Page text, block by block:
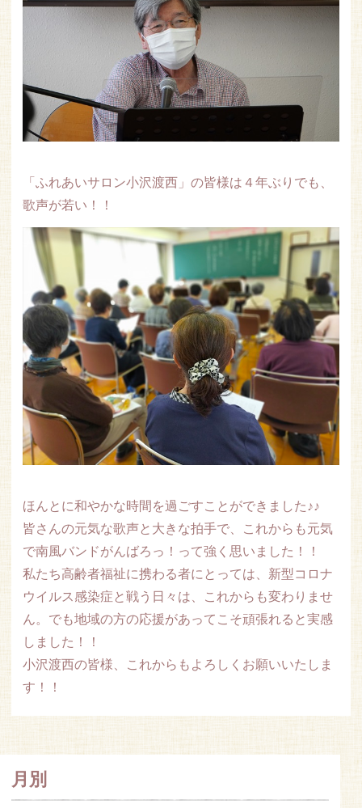
「ふれあいサロン小沢渡西」の皆様は４年ぶりでも、
歌声が若い！！
ほんとに和やかな時間を過ごすことができました♪♪
皆さんの元気な歌声と大きな拍手で、これからも元気
で南風バンドがんばろっ！って強く思いました！！
私たち高齢者福祉に携わる者にとっては、新型コロナ
ウイルス感染症と戦う日々は、これからも変わりませ
ん。でも地域の方の応援があってこそ頑張れると実感
しました！！
小沢渡西の皆様、これからもよろしくお願いいたしま
す！！
月別